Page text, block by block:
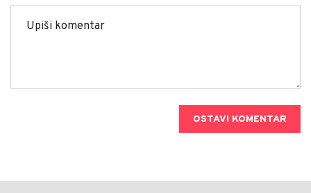
OSTAVI KOMENTAR